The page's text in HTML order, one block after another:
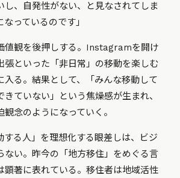
し、自発性がない、と見なされてしま
っているのです」
値観を後押しする。Instagramを開け
張といった「非日常」の移動を楽しむ
入る。結果として、「みんな移動して
きていない」という焦燥感が生まれ、
念のようになっていく。
する人」を理想化する眼差しは、ビジ
ない。昨今の「地方移住」をめぐる言
顕著に表れている。移住者は地域活性